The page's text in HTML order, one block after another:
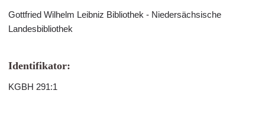
Gottfried Wilhelm Leibniz Bibliothek - Niedersächsische
Landesbibliothek
Identifikator:
KGBH 291:1